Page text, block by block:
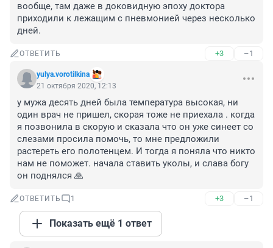
вообще, там даже в доковидную эпоху доктора
приходили к лежащим с пневмонией через несколько
дней.
ОТВЕТИТЬ +3 –1
yulya.vorotilkina
21 октября 2020, 12:13
у мужа десять дней была температура высокая, ни
один врач не пришел, скорая тоже не приехала . когда
я позвонила в скорую и сказала что он уже синеет со
слезами просила помочь, то мне предложили
растереть его полотенцем. И тогда я поняла что никто
нам не поможет. начала ставить уколы, и слава богу
он поднялся 🙏
ОТВЕТИТЬ 1 +3 –1
Показать ещё 1 ответ